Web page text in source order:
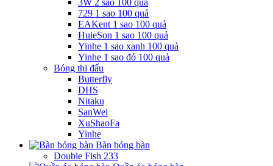
729 1 sao 100 quả
EAKent 1 sao 100 quả
HuieSon 1 sao 100 quả
Yinhe 1 sao xanh 100 quả
Yinhe 1 sao đỏ 100 quả
Bóng thi đấu
Butterfly
DHS
Nitaku
SanWei
XuShaoFa
Yinhe
Bàn bóng bàn
Double Fish 233